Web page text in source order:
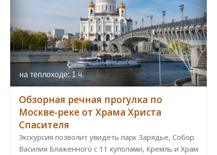
на теплоходе: 1 ч.
Обзорная речная прогулка по
Москве-реке от Храма Христа
Спасителя
Экскурсия позволит увидеть парк Зарядье, Собор
Василия Блаженного с 11 куполами, Кремль и Храм